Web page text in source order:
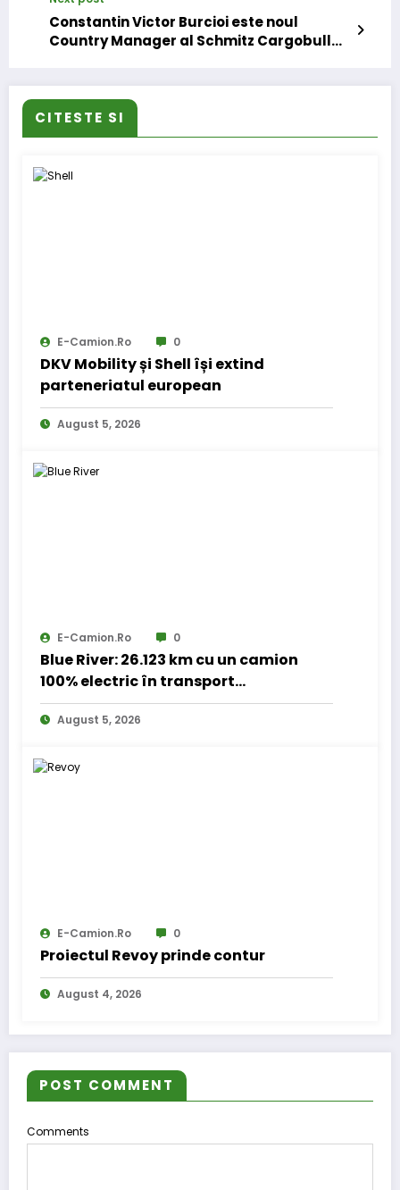
Constantin Victor Burcioi este noul
Country Manager al Schmitz Cargobull
CITESTE SI
E-Camion.ro 0
DKV Mobility și Shell își extind
parteneriatul european
August 5, 2026
E-Camion.ro 0
Blue River: 26.123 km cu un camion
100% electric în transport
internațional
August 5, 2026
E-Camion.ro 0
Proiectul Revoy prinde contur
August 4, 2026
POST COMMENT
Comments